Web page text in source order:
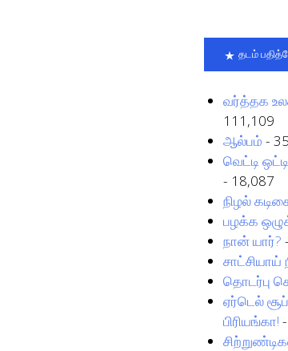
தடம்
வர்த்தக
111,109
ஆல்பம் -
வெட்டி
- 18,087
நிழல்
பழக்க
நான் யார்?
சாட்சியாய்
தொடர்பு
ஏர்டெல்
பிரியங்கா!